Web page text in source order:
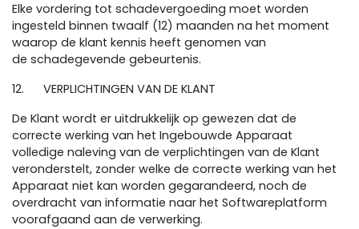
Elke vordering tot schadevergoeding moet worden
ingesteld binnen twaalf (12) maanden na het moment
waarop de klant kennis heeft genomen van
de schadegevende gebeurtenis.
12. VERPLICHTINGEN VAN DE KLANT
De Klant wordt er uitdrukkelijk op gewezen dat de
correcte werking van het Ingebouwde Apparaat
volledige naleving van de verplichtingen van de Klant
veronderstelt, zonder welke de correcte werking van het
Apparaat niet kan worden gegarandeerd, noch de
overdracht van informatie naar het Softwareplatform
voorafgaand aan de verwerking.